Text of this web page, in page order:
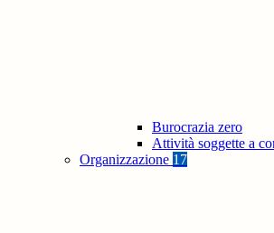
Burocrazia zero
Attività soggette a
Organizzazione 17